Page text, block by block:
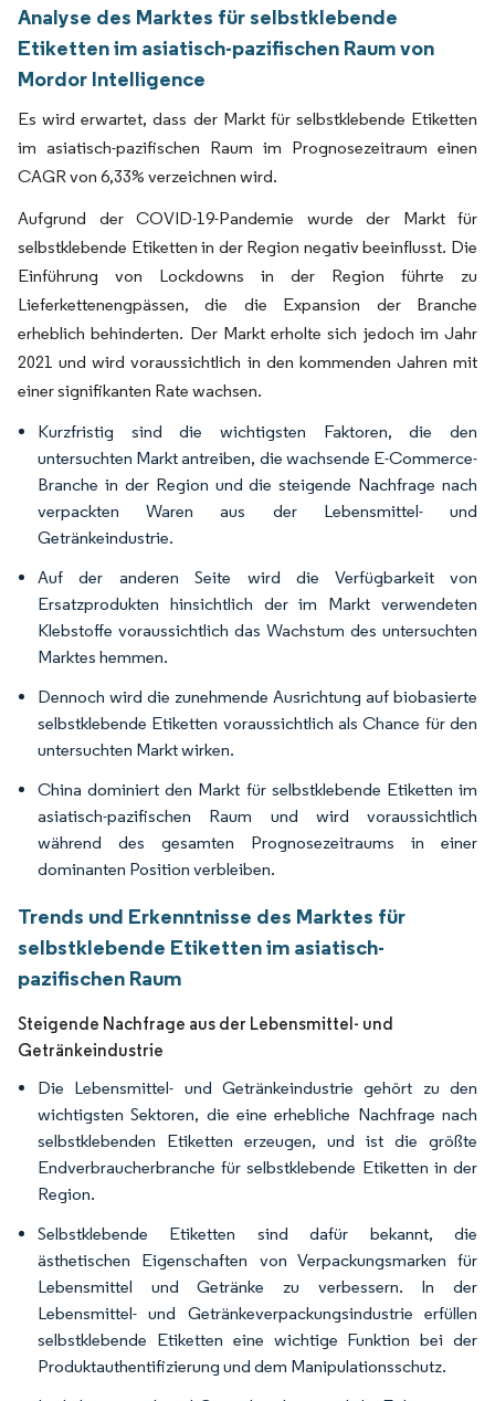
Analyse des Marktes für selbstklebende
Etiketten im asiatisch-pazifischen Raum von
Mordor Intelligence
Es wird erwartet, dass der Markt für selbstklebende Etiketten
im asiatisch-pazifischen Raum im Prognosezeitraum einen
CAGR von 6,33% verzeichnen wird.
Aufgrund der COVID-19-Pandemie wurde der Markt für
selbstklebende Etiketten in der Region negativ beeinflusst. Die
Einführung von Lockdowns in der Region führte zu
Lieferkettenengpässen, die die Expansion der Branche
erheblich behinderten. Der Markt erholte sich jedoch im Jahr
2021 und wird voraussichtlich in den kommenden Jahren mit
einer signifikanten Rate wachsen.
Kurzfristig sind die wichtigsten Faktoren, die den
untersuchten Markt antreiben, die wachsende E-Commerce-
Branche in der Region und die steigende Nachfrage nach
verpackten Waren aus der Lebensmittel- und
Getränkeindustrie.
Auf der anderen Seite wird die Verfügbarkeit von
Ersatzprodukten hinsichtlich der im Markt verwendeten
Klebstoffe voraussichtlich das Wachstum des untersuchten
Marktes hemmen.
Dennoch wird die zunehmende Ausrichtung auf biobasierte
selbstklebende Etiketten voraussichtlich als Chance für den
untersuchten Markt wirken.
China dominiert den Markt für selbstklebende Etiketten im
asiatisch-pazifischen Raum und wird voraussichtlich
während des gesamten Prognosezeitraums in einer
dominanten Position verbleiben.
Trends und Erkenntnisse des Marktes für
selbstklebende Etiketten im asiatisch-
pazifischen Raum
Steigende Nachfrage aus der Lebensmittel- und
Getränkeindustrie
Die Lebensmittel- und Getränkeindustrie gehört zu den
wichtigsten Sektoren, die eine erhebliche Nachfrage nach
selbstklebenden Etiketten erzeugen, und ist die größte
Endverbraucherbranche für selbstklebende Etiketten in der
Region.
Selbstklebende Etiketten sind dafür bekannt, die
ästhetischen Eigenschaften von Verpackungsmarken für
Lebensmittel und Getränke zu verbessern. In der
Lebensmittel- und Getränkeverpackungsindustrie erfüllen
selbstklebende Etiketten eine wichtige Funktion bei der
Produktauthentifizierung und dem Manipulationsschutz.